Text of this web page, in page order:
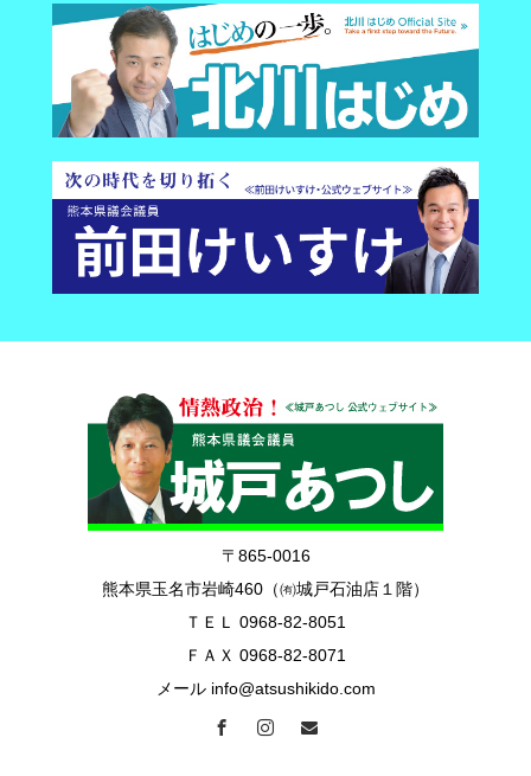
〒865-0016
熊本県玉名市岩崎460（㈲城戸石油店１階）
ＴＥＬ 0968-82-8051
ＦＡＸ 0968-82-8071
メール info@atsushikido.com